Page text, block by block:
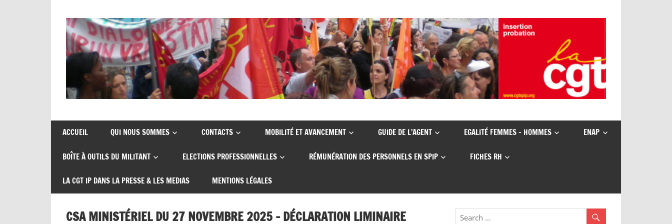
CGT
insertion
probation
de
syndicats
insertion
ACCUEIL QUI NOUS SOMMES CONTACTS MOBILITÉ ET AVANCEMENT GUIDE DE L’AGENT EGALITÉ FEMMES – HOMMES ENAP
BOÎTE À OUTILS DU MILITANT ELECTIONS PROFESSIONNELLES RÉMUNÉRATION DES PERSONNELS EN SPIP FICHES RH
LA CGT IP DANS LA PRESSE & LES MEDIAS MENTIONS LÉGALES
CSA MINISTÉRIEL DU 27 NOVEMBRE 2025 – DÉCLARATION LIMINAIRE